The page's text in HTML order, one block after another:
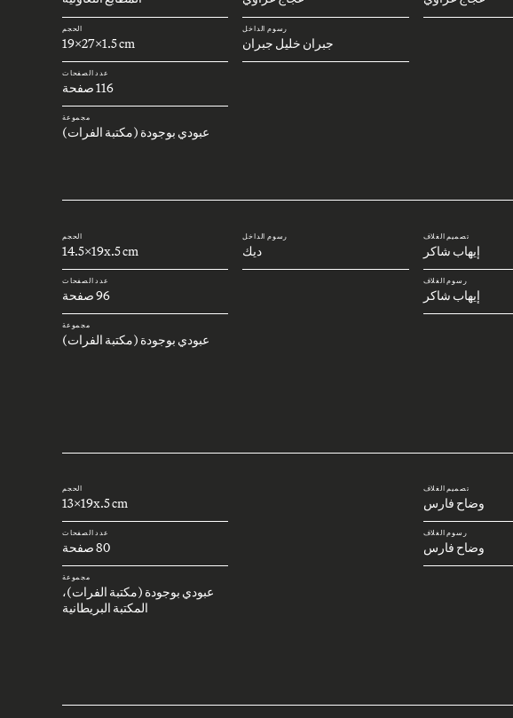
رسوم الداخل
جبران خليل جبران
الحجم
19x27x1.5 cm
عدد الصفحات
116 صفحة
مجموعة
عبودي بوجودة (مكتبة الفرات)
تصميم الغلاف
إيهاب شاكر
رسوم الغلاف
إيهاب شاكر
رسوم الداخل
ديك
الحجم
14.5x19x.5 cm
عدد الصفحات
96 صفحة
مجموعة
عبودي بوجودة (مكتبة الفرات)
تصميم الغلاف
وضاح فارس
رسوم الغلاف
وضاح فارس
الحجم
13x19x.5 cm
عدد الصفحات
80 صفحة
مجموعة
عبودي بوجودة (مكتبة الفرات)،
المكتبة البريطانية